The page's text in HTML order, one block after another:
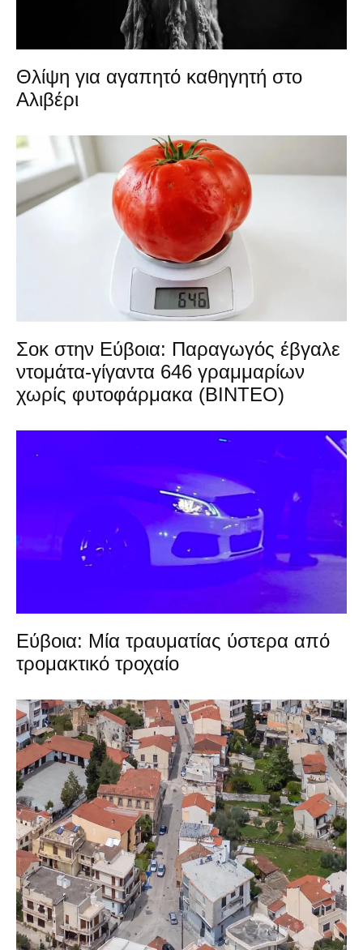
Θλίψη για αγαπητό καθηγητή στο
Αλιβέρι
Σοκ στην Εύβοια: Παραγωγός έβγαλε
ντομάτα-γίγαντα 646 γραμμαρίων
χωρίς φυτοφάρμακα (ΒΙΝΤΕΟ)
Εύβοια: Μία τραυματίας ύστερα από
τρομακτικό τροχαίο